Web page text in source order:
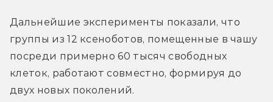
Дальнейшие эксперименты показали, что
группы из 12 ксеноботов, помещенные в чашу
посреди примерно 60 тысяч свободных
клеток, работают совместно, формируя до
двух новых поколений.